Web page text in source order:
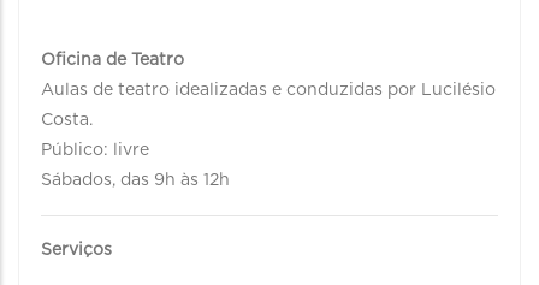
Oficina de Teatro
Aulas de teatro idealizadas e conduzidas por Lucilésio
Costa.
Público: livre
Sábados, das 9h às 12h
Serviços